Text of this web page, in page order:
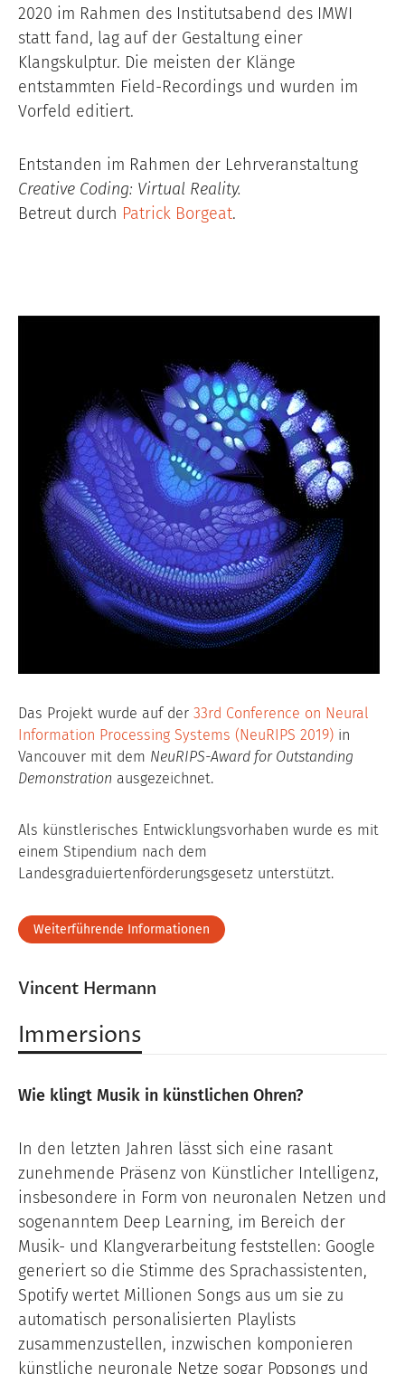
2020 im Rahmen des Institutsabend des IMWI
statt fand, lag auf der Gestaltung einer
Klangskulptur. Die meisten der Klänge
entstammten Field-Recordings und wurden im
Vorfeld editiert.
Entstanden im Rahmen der Lehrveranstaltung
Creative Coding: Virtual Reality.
Betreut durch Patrick Borgeat.
Das Projekt wurde auf der 33rd Conference on Neural
Information Processing Systems (NeuRIPS 2019) in
Vancouver mit dem NeuRIPS-Award for Outstanding
Demonstration ausgezeichnet.
Als künstlerisches Entwicklungsvorhaben wurde es mit
einem Stipendium nach dem
Landesgraduiertenförderungsgesetz unterstützt.
Weiterführende Informationen
Vincent Hermann
Immersions
Wie klingt Musik in künstlichen Ohren?
In den letzten Jahren lässt sich eine rasant
zunehmende Präsenz von Künstlicher Intelligenz,
insbesondere in Form von neuronalen Netzen und
sogenanntem Deep Learning, im Bereich der
Musik- und Klangverarbeitung feststellen: Google
generiert so die Stimme des Sprachassistenten,
Spotify wertet Millionen Songs aus um sie zu
automatisch personalisierten Playlists
zusammenzustellen, inzwischen komponieren
künstliche neuronale Netze sogar Popsongs und